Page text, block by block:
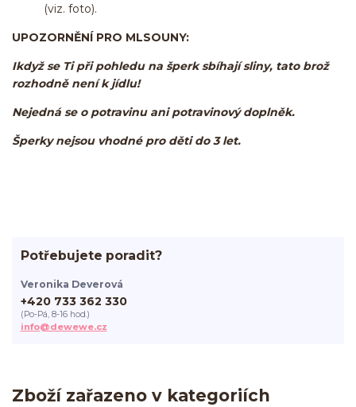
(viz. foto).
UPOZORNĚNÍ PRO MLSOUNY:
Ikdyž se Ti při pohledu na šperk sbíhají sliny, tato brož
rozhodně není k jídlu!
Nejedná se o potravinu ani potravinový doplněk.
Šperky nejsou vhodné pro děti do 3 let.
Zboží zařazeno v kategoriích
Potřebujete poradit?
Veronika Deverová
+420 733 362 330
(Po-Pá, 8-16 hod.)
info@dewewe.cz